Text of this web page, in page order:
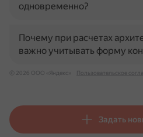
одновременно?
Почему при расчетах
важно учитывать форму
© 2026 ООО «Яндекс» Пользовательское
Задать